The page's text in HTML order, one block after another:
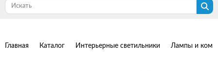
Главная Каталог Интерьерные светильники Лампы и